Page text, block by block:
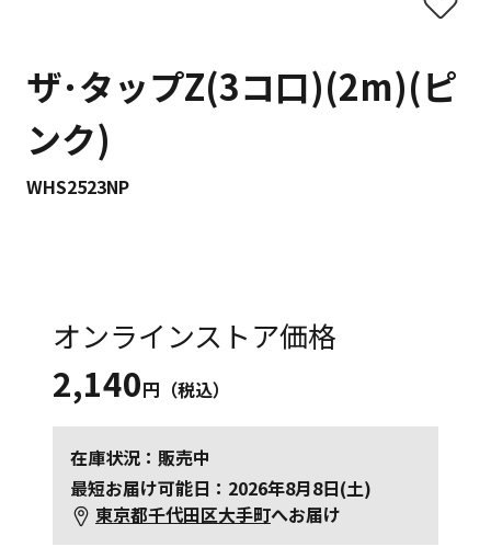
ザ･タップZ(3コ口)(2m)(ピ
ンク)
WHS2523NP
オンラインストア価格
2,140円（税込）
在庫状況：販売中
最短お届け可能日：2026年8月8日(土)
東京都千代田区大手町へお届け